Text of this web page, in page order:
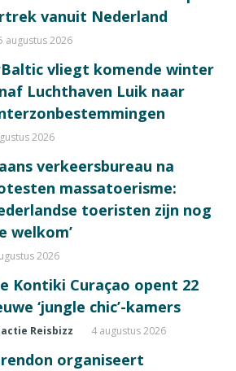
vanuit Nederland
augustus 2026
vliegt komende winter
Luchthaven Luik naar
2026
verkeersbureau na
massatoerisme:
toeristen zijn nog
welkom’
2026
Kontiki Curaçao opent 22
‘jungle chic’-kamers
Reisbizz 4 augustus 2026
organiseert